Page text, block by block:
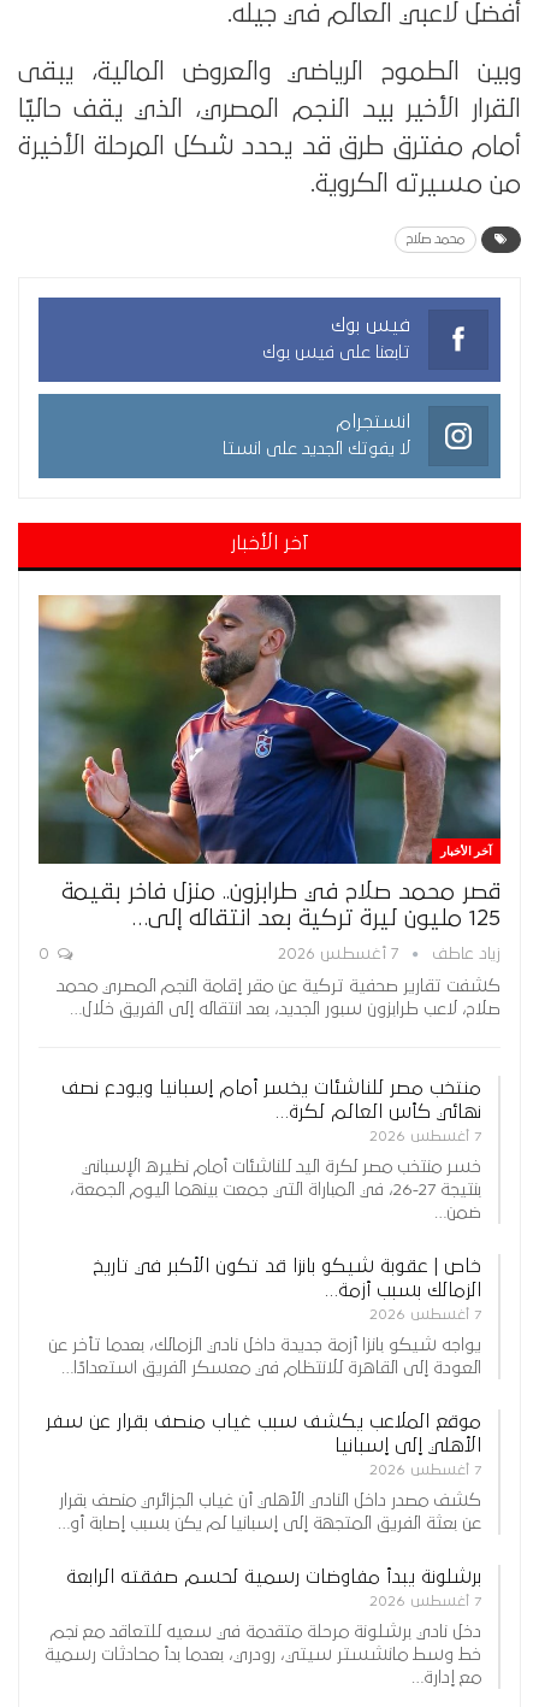
أفضل لاعبي العالم في جيله.
وبين الطموح الرياضي والعروض المالية، يبقى
القرار الأخير بيد النجم المصري، الذي يقف حاليًا
أمام مفترق طرق قد يحدد شكل المرحلة الأخيرة
من مسيرته الكروية.
محمد صلاح
فيس بوك
تابعنا على فيس بوك
انستجرام
لا يفوتك الجديد على انستا
آخر الأخبار
آخر الأخبار
قصر محمد صلاح في طرابزون.. منزل فاخر بقيمة
125 مليون ليرة تركية بعد انتقاله إلى…
زياد عاطف 7 أغسطس 2026
كشفت تقارير صحفية تركية عن مقر إقامة النجم المصري محمد
صلاح، لاعب طرابزون سبور الجديد، بعد انتقاله إلى الفريق خلال…
منتخب مصر للناشئات يخسر أمام إسبانيا ويودع نصف
نهائي كأس العالم لكرة…
7 أغسطس 2026
خسر منتخب مصر لكرة اليد للناشئات أمام نظيره الإسباني
بنتيجة 27-26، في المباراة التي جمعت بينهما اليوم الجمعة،
ضمن…
خاص | عقوبة شيكو بانزا قد تكون الأكبر في تاريخ
الزمالك بسبب أزمة…
7 أغسطس 2026
يواجه شيكو بانزا أزمة جديدة داخل نادي الزمالك، بعدما تأخر عن
العودة إلى القاهرة للانتظام في معسكر الفريق استعدادًا…
موقع الملاعب يكشف سبب غياب منصف بقرار عن سفر
الأهلي إلى إسبانيا
7 أغسطس 2026
كشف مصدر داخل النادي الأهلي أن غياب الجزائري منصف بقرار
عن بعثة الفريق المتجهة إلى إسبانيا لم يكن بسبب إصابة أو…
برشلونة يبدأ مفاوضات رسمية لحسم صفقته الرابعة
7 أغسطس 2026
دخل نادي برشلونة مرحلة متقدمة في سعيه للتعاقد مع نجم
خط وسط مانشستر سيتي، رودري، بعدما بدأ محادثات رسمية
مع إدارة…